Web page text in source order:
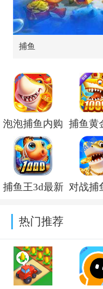
捕鱼
泡泡捕鱼内购
版v3.7.0
捕鱼黄
卓版
捕鱼王3d最新 对战捕
热门推荐